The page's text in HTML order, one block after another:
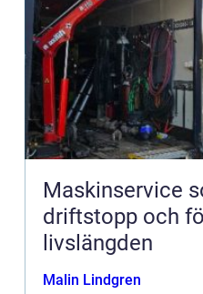
Maskinservice
driftstopp och
livslängden
Malin Lindgren